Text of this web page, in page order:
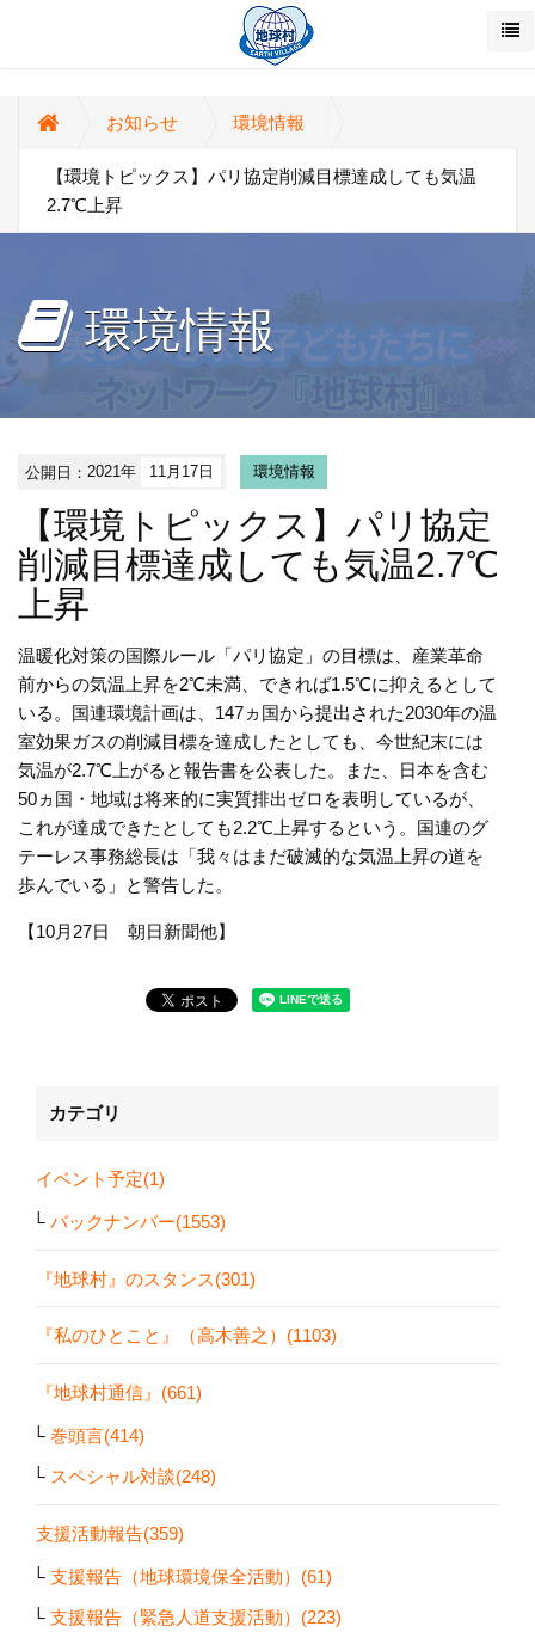
お知らせ 環境情報
【環境トピックス】パリ協定削減目標達成しても気温
2.7℃上昇
環境情報
公開日：2021年 11月17日 環境情報
【環境トピックス】パリ協定
削減目標達成しても気温2.7℃
上昇
温暖化対策の国際ルール「パリ協定」の目標は、産業革命
前からの気温上昇を2℃未満、できれば1.5℃に抑えるとして
いる。国連環境計画は、 147ヵ国から提出された2030年の温
室効果ガスの削減目標を達成したとしても、今世紀末には
気温が2.7℃上がると報告書を公表した。また、日本を含む
50ヵ国・地域は将来的に実質排出ゼロを表明しているが、
これが達成できたとしても2.2℃上昇するという。国連のグ
テーレス事務総長は「我々はまだ破滅的な気温上昇の道を
歩んでいる」と警告した。
【10月27日 朝日新聞他】
カテゴリ
イベント予定(1)
バックナンバー(1553)
『地球村』のスタンス(301)
『私のひとこと』（高木善之）(1103)
『地球村通信』(661)
巻頭言(414)
スペシャル対談(248)
支援活動報告(359)
支援報告（地球環境保全活動）(61)
支援報告（緊急人道支援活動）(223)